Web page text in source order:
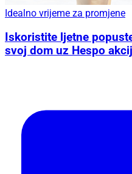
Idealno vrijeme za promjene
Iskoristite ljetne
svoj dom uz Hespo